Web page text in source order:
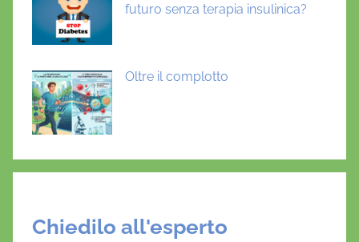
o
G
r
l
,
futuro senza terapia insulinica?
Oltre il complotto
Chiedilo all'esperto